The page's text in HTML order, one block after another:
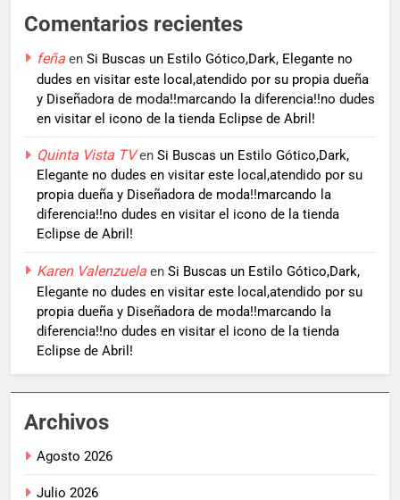
Comentarios recientes
feña en Si Buscas un Estilo Gótico,Dark, Elegante no
dudes en visitar este local,atendido por su propia dueña
y Diseñadora de moda!!marcando la diferencia!!no dudes
en visitar el icono de la tienda Eclipse de Abril!
Quinta Vista TVen Si Buscas un Estilo Gótico,Dark,
Elegante no dudes en visitar este local,atendido por su
propia dueña y Diseñadora de moda!!marcando la
diferencia!!no dudes en visitar el icono de la tienda
Eclipse de Abril!
Karen Valenzuela en Si Buscas un Estilo Gótico,Dark,
Elegante no dudes en visitar este local,atendido por su
propia dueña y Diseñadora de moda!!marcando la
diferencia!!no dudes en visitar el icono de la tienda
Eclipse de Abril!
Archivos
Agosto 2026
Julio 2026